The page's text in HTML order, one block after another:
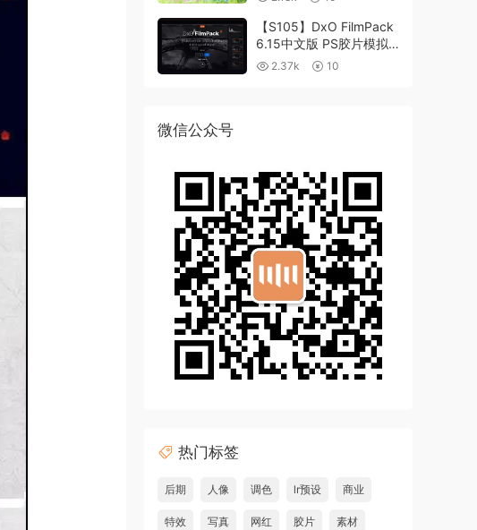
【S105】DxO FilmPack
6.15中文版 PS胶片模拟
滤镜支持WIN/MAC
2.37k 10
微信公众号
热门标签
后期 人像 调色 lr预设 商业
特效 写真 网红 胶片 素材